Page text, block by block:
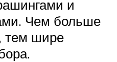
и
Чем больше
тем шире